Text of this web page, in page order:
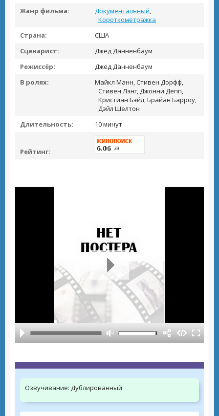
Жанр фильма:
Документальный,
Короткометражка
Страна:
США
Сценарист:
Джед Данненбаум
Режиссёр:
Джед Данненбаум
В ролях:
Майкл Манн, Стивен Дорфф,
Стивен Лэнг, Джонни Депп,
Кристиан Бэйл, Брайан Барроу,
Дэйл Шелтон
Длительность:
10 минут
Рейтинг:
Озвучивание: Дублированный